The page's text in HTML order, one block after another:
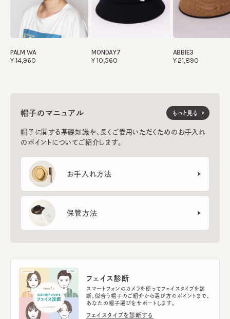
PALM WA
¥14,960
MONDAY7
¥10,560
ABBIE3
¥21,890
帽子のマニュアル
帽子に関する基礎知識や、長くご愛用いただくためのお手入れ
のポイントについてご紹介します。
お手入れ方法
保管方法
もっと見る
フェイス診断
スマートフォンのカメラを使ってフェイスタイプを診
断。似合う帽子のご紹介から選び方のポイントまで、
あなたの帽子選びをサポートします。
フェイスタイプを診断する